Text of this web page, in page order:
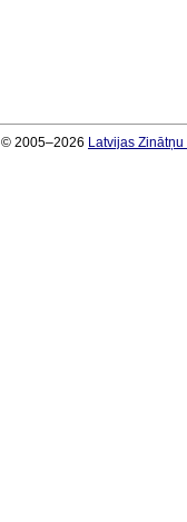
© 2005–2026 Latvijas